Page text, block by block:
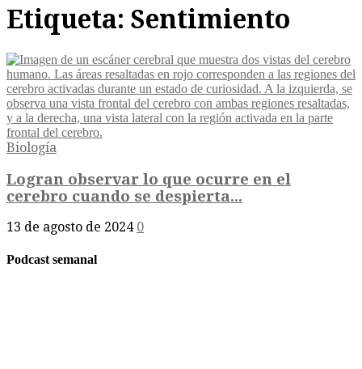
Etiqueta: Sentimiento
Biología
Logran observar lo que ocurre en el
cerebro cuando se despierta...
13 de agosto de 2024 0
Podcast semanal